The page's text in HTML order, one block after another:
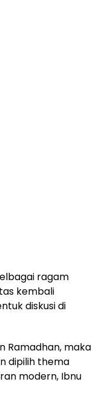
ragam
kembali
diskusi di
Ramadhan, maka
dipilih thema
modern, Ibnu